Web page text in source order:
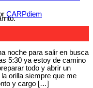
CARPdiem
noche para salir en busca
5:30 ya estoy de camino
todo y abrir un
orilla siempre que me
y cargo […]